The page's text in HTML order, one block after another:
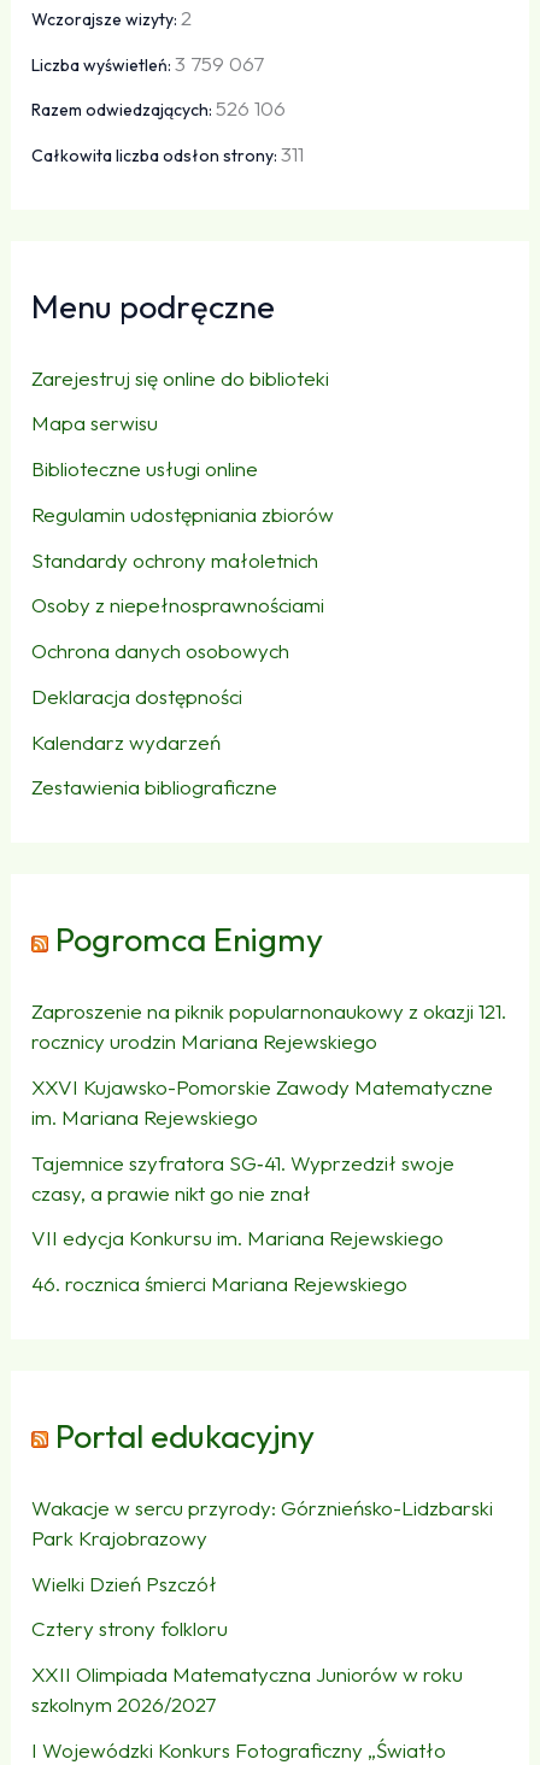
Wczorajsze wizyty:2
Liczba wyświetleń:3 759 067
Razem odwiedzających:526 106
Całkowita liczba odsłon strony:311
Menu podręczne
Zarejestruj się online do biblioteki
Mapa serwisu
Biblioteczne usługi online
Regulamin udostępniania zbiorów
Standardy ochrony małoletnich
Osoby z niepełnosprawnościami
Ochrona danych osobowych
Deklaracja dostępności
Kalendarz wydarzeń
Zestawienia bibliograficzne
Pogromca Enigmy
Zaproszenie na piknik popularnonaukowy z okazji 121.
rocznicy urodzin Mariana Rejewskiego
XXVI Kujawsko-Pomorskie Zawody Matematyczne
im. Mariana Rejewskiego
Tajemnice szyfratora SG‑41. Wyprzedził swoje
czasy, a prawie nikt go nie znał
VII edycja Konkursu im. Mariana Rejewskiego
46. rocznica śmierci Mariana Rejewskiego
Portal edukacyjny
Wakacje w sercu przyrody: Górznieńsko-Lidzbarski
Park Krajobrazowy
Wielki Dzień Pszczół
Cztery strony folkloru
XXII Olimpiada Matematyczna Juniorów w roku
szkolnym 2026/2027
I Wojewódzki Konkurs Fotograficzny „Światło